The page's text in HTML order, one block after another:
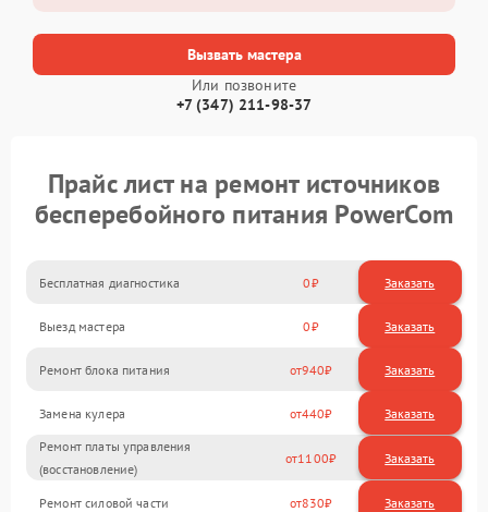
Вызвать мастера
Или позвоните
+7 (347) 211-98-37
Прайс лист на ремонт источников
бесперебойного питания PowerCom
Бесплатная диагностика 0 Заказать
Выезд мастера 0 Заказать
Ремонт блока питания 940
Замена кулера 440
Ремонт платы управления
(восстановление)
1100
Ремонт силовой части 830